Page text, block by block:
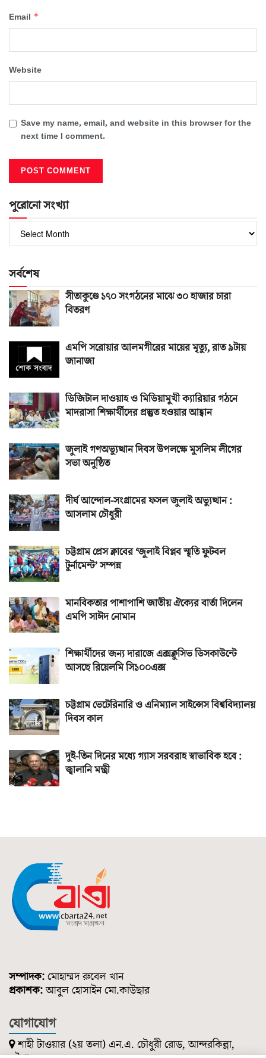
Email *
Website
Save my name, email, and website in this browser for the
next time I comment.
পুরোনো সংখ্যা
পুরোনো
সংখ্যা
সর্বশেষ
সীতাকুণ্ডে ১৭০ সংগঠনের মাঝে ৩০ হাজার চারা
বিতরণ
এমপি সরোয়ার আলমগীরের মায়ের মৃত্যু, রাত ৯টায়
জানাজা
ডিজিটাল দাওয়াহ ও মিডিয়ামুখী ক্যারিয়ার গঠনে
মাদরাসা শিক্ষার্থীদের প্রস্তুত হওয়ার আহ্বান
জুলাই গণঅভ্যুত্থান দিবস উপলক্ষে মুসলিম লীগের
সভা অনুষ্ঠিত
দীর্ঘ আন্দোল-সংগ্রামের ফসল জুলাই অভ্যুত্থান :
আসলাম চৌধুরী
চট্টগ্রাম প্রেস ক্লাবের ‘জুলাই বিপ্লব স্মৃতি ফুটবল
টুর্নামেন্ট’ সম্পন্ন
মানবিকতার পাশাপাশি জাতীয় ঐক্যের বার্তা দিলেন
এমপি সাঈদ নোমান
শিক্ষার্থীদের জন্য দারাজে এক্সক্লুসিভ ডিসকাউন্টে
আসছে রিয়েলমি সি১০০এক্স
চট্টগ্রাম ভেটেরিনারি ও এনিম্যাল সাইন্সেস বিশ্ববিদ্যালয়
দিবস কাল
দুই-তিন দিনের মধ্যে গ্যাস সরবরাহ স্বাভাবিক হবে :
জ্বালানি মন্ত্রী
সম্পাদক: মোহাম্মদ রুবেল খান
প্রকাশক:আবুল হোসাইন মো.কাউছার
যোগাযোগ
শাহী টাওয়ার (২য় তলা) এন.এ. চৌধুরী রোড, আন্দরকিল্লা,